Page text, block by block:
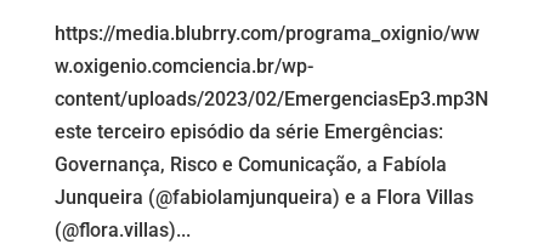
https://media.blubrry.com/programa_oxignio/ww
w.oxigenio.comciencia.br/wp-
content/uploads/2023/02/EmergenciasEp3.mp3N
este terceiro episódio da série Emergências:
Governança, Risco e Comunicação, a Fabíola
Junqueira (@fabiolamjunqueira) e a Flora Villas
(@flora.villas)...